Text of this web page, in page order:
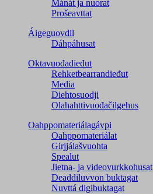
Mánát ja nuorat
Prošeavttat
Áigeguovdil
Dáhpáhusat
Oktavuođadieđut
Rehketbearrandieđut
Media
Diehtosuodji
Olahahttivuođačilgehus
Oahppomateriálagávpi
Oahppomateriálat
Girjjálašvuohta
Spealut
Jietna- ja videovurkkohusat
Deaddiluvvon buktagat
Nuvttá digibuktagat